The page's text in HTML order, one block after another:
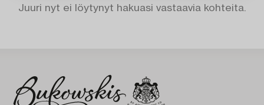
Juuri nyt ei löytynyt hakuasi vastaavia kohteita.